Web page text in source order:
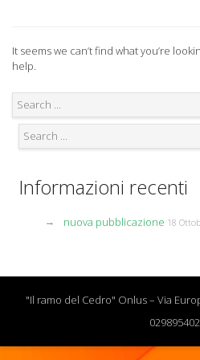
It seems we can’t find what you’re
help.
Informazioni recenti
nuova pubblicazione 18
"Il ramo del Cedro" Onlus – Via